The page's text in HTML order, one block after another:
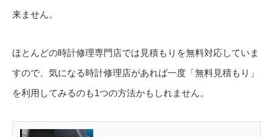
来ません。
ほとんどの時計修理専門店では見積もりを無料対応していま
すので、気になる時計修理店があれば一度「無料見積もり」
を利用してみるのも1つの方法かもしれません。